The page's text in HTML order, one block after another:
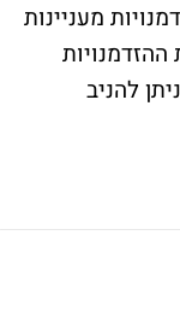
מעניינות
להניב